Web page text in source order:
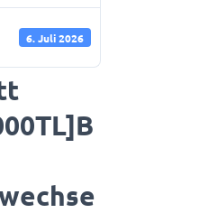
6. Juli 2026